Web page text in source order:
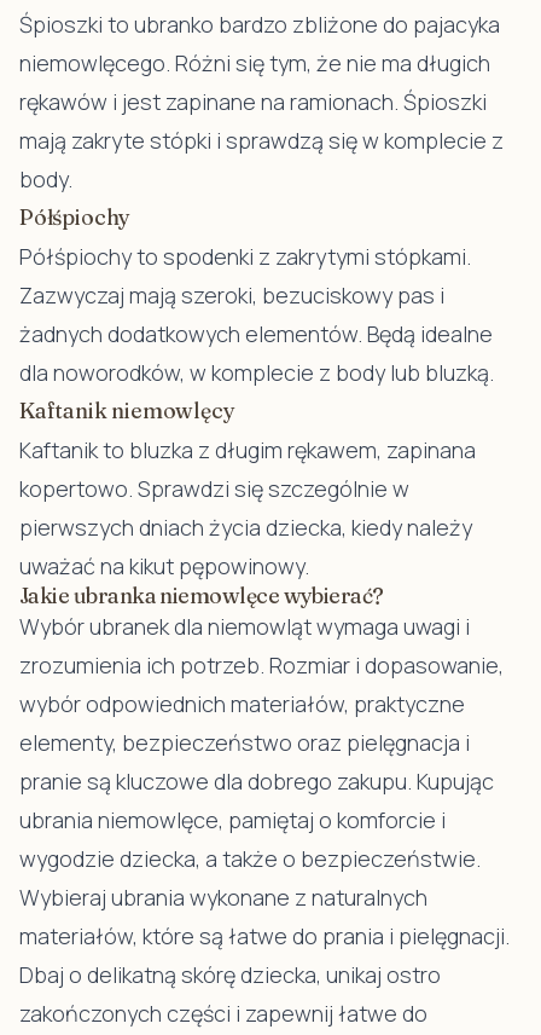
Śpioszki to ubranko bardzo zbliżone do pajacyka
niemowlęcego. Różni się tym, że nie ma długich
rękawów i jest zapinane na ramionach. Śpioszki
mają zakryte stópki i sprawdzą się w komplecie z
body.
Półśpiochy
Półśpiochy to spodenki z zakrytymi stópkami.
Zazwyczaj mają szeroki, bezuciskowy pas i
żadnych dodatkowych elementów. Będą idealne
dla noworodków, w komplecie z body lub bluzką.
Kaftanik niemowlęcy
Kaftanik to bluzka z długim rękawem, zapinana
kopertowo. Sprawdzi się szczególnie w
pierwszych dniach życia dziecka, kiedy należy
uważać na kikut pępowinowy.
Jakie ubranka niemowlęce wybierać?
Wybór ubranek dla niemowląt wymaga uwagi i
zrozumienia ich potrzeb. Rozmiar i dopasowanie,
wybór odpowiednich materiałów, praktyczne
elementy, bezpieczeństwo oraz pielęgnacja i
pranie są kluczowe dla dobrego zakupu. Kupując
ubrania niemowlęce, pamiętaj o komforcie i
wygodzie dziecka, a także o bezpieczeństwie.
Wybieraj ubrania wykonane z naturalnych
materiałów, które są łatwe do prania i pielęgnacji.
Dbaj o delikatną skórę dziecka, unikaj ostro
zakończonych części i zapewnij łatwe do